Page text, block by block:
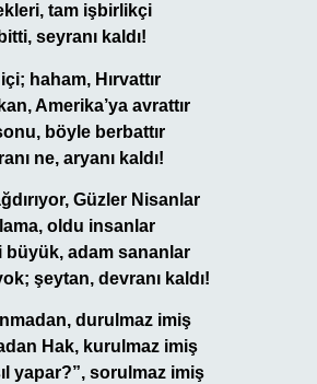
tam işbirlikçi
seyranı kaldı!
içi; haham, Hırvattır
Amerika’ya avrattır
böyle berbattır
ne, aryanı kaldı!
Güzler Nisanlar
oldu insanlar
büyük, adam sananlar
şeytan, devranı kaldı!
durulmaz imiş
Hak, kurulmaz imiş
yapar?”, sorulmaz imiş